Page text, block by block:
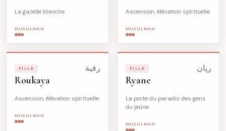
La gazelle blanche
MUSULMAN
Ascension, élévation spirituelle
MUSULMAN
FILLE رقية
Roukaya
Ascension, élévation spirituelle
MUSULMAN
FILLE ريان
Ryane
La porte du paradis des gens
du jeûne
MUSULMAN